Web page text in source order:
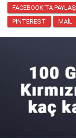
FACEBOOK'TA PAYLAŞ
PINTEREST
MAIL